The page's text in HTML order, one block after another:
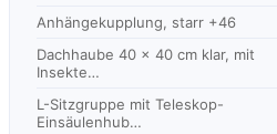
Anhängekupplung, starr +46
Dachhaube 40 x 40 cm klar, mit
Insekte…
L-Sitzgruppe mit Teleskop-
Einsäulenhub…